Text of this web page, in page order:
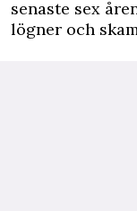
senaste sex
lögner och